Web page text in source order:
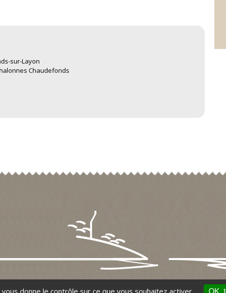
donne le contrôle sur ce que vous souhaitez activer. OK,
sur-Layon
Chaudefonds